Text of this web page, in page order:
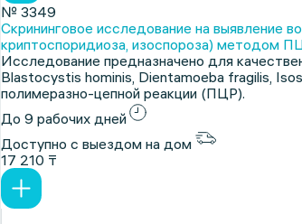
№ 3349
Скрининговое исследование на выявление
криптоспоридиоза, изоспороза) методом
Исследование предназначено для
Blastocystis hominis, Dientamoeba fragilis,
полимеразно-цепной реакции (ПЦР).
До 9 рабочих дней
Доступно с выездом на дом
17 210 ₸